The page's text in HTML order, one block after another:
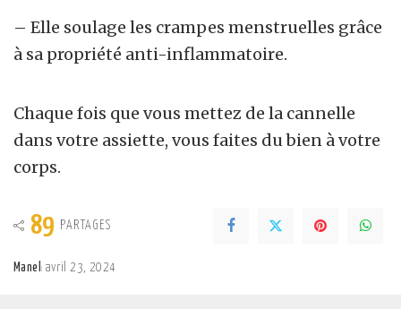
– Elle soulage les crampes menstruelles grâce
à sa propriété anti-inflammatoire.
Chaque fois que vous mettez de la cannelle
dans votre assiette, vous faites du bien à votre
corps.
89 PARTAGES
Manel avril 23, 2024